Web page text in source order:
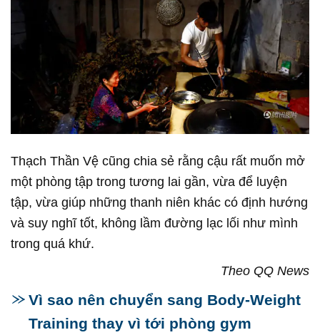
Thạch Thần Vệ cũng chia sẻ rằng cậu rất muốn mở
một phòng tập trong tương lai gần, vừa để luyện
tập, vừa giúp những thanh niên khác có định hướng
và suy nghĩ tốt, không lầm đường lạc lối như mình
trong quá khứ.
Theo QQ News
Vì sao nên chuyển sang Body-Weight
Training thay vì tới phòng gym